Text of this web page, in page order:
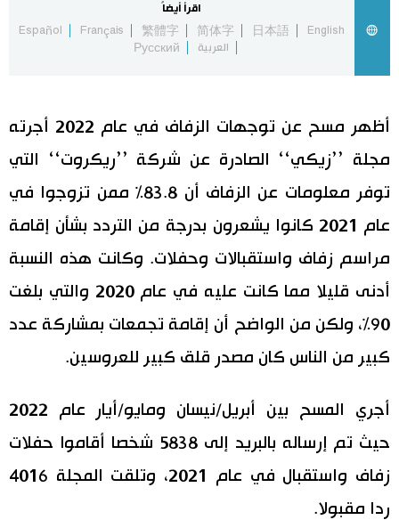
أشخاص
سياسة
اقتصاد
مجتمع
ثقافة
لايف ستايل
إعلان
اللغة اليابانية
هو وهي
المطبخ الياباني
تواصل معنا
اقرأ أيضاً
English
日本語
简体字
繁體字
Français
Español
العربية
Русский
أظهر مسح عن توجهات الزفاف في عام 2022 أجرته
مجلة ’’زيكي‘‘ الصادرة عن شركة ’’ريكروت‘‘ التي
توفر معلومات عن الزفاف أن 83.8% ممن تزوجوا في
عام 2021 كانوا يشعرون بدرجة من التردد بشأن إقامة
مراسم زفاف واستقبالات وحفلات. وكانت هذه النسبة
أدنى قليلا مما كانت عليه في عام 2020 والتي بلغت
90%، ولكن من الواضح أن إقامة تجمعات بمشاركة عدد
كبير من الناس كان مصدر قلق كبير للعروسين.
أجري المسح بين أبريل/نيسان ومايو/أيار عام 2022
حيث تم إرساله بالبريد إلى 5838 شخصا أقاموا حفلات
زفاف واستقبال في عام 2021، وتلقت المجلة 4016
ردا مقبولا.